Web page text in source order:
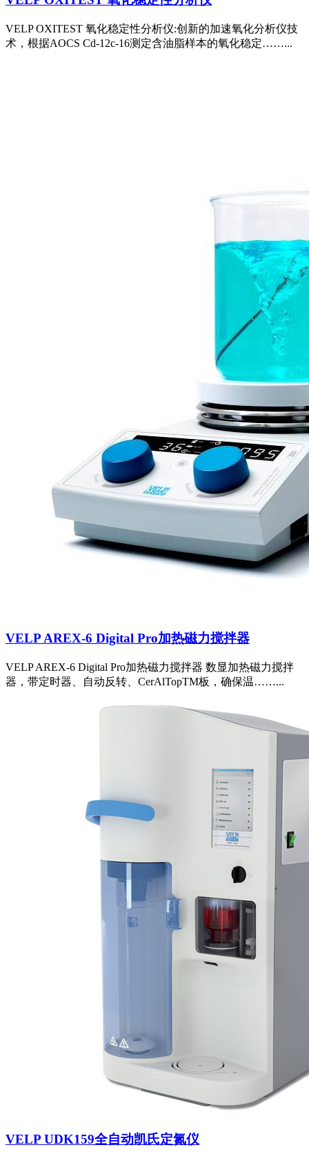
VELP OXITEST 氧化稳定性分析仪:创新的加速氧化分析仪技
术，根据AOCS Cd-12c-16测定含油脂样本的氧化稳定……...
VELP AREX-6 Digital Pro加热磁力搅拌器
VELP AREX-6 Digital Pro加热磁力搅拌器 数显加热磁力搅拌
器，带定时器、自动反转、CerAlTopTM板，确保温……...
VELP UDK159全自动凯氏定氮仪